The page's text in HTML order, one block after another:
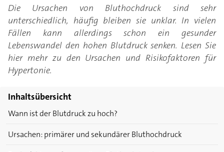
Die Ursachen von Bluthochdruck sind sehr
unterschiedlich, häufig bleiben sie unklar. In vielen
Fällen kann allerdings schon ein gesunder
Lebenswandel den hohen Blutdruck senken. Lesen Sie
hier mehr zu den Ursachen und Risikofaktoren für
Hypertonie.
Inhaltsübersicht
Wann ist der Blutdruck zu hoch?
Ursachen: primärer und sekundärer Bluthochdruck